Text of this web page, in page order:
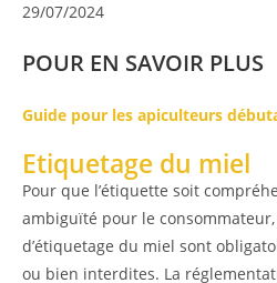
29/07/2024
POUR EN SAVOIR PLUS
Guide pour les apiculteurs
Etiquetage du miel
Pour que l’étiquette soit
ambiguïté pour le
d’étiquetage du miel sont
ou bien interdites. La